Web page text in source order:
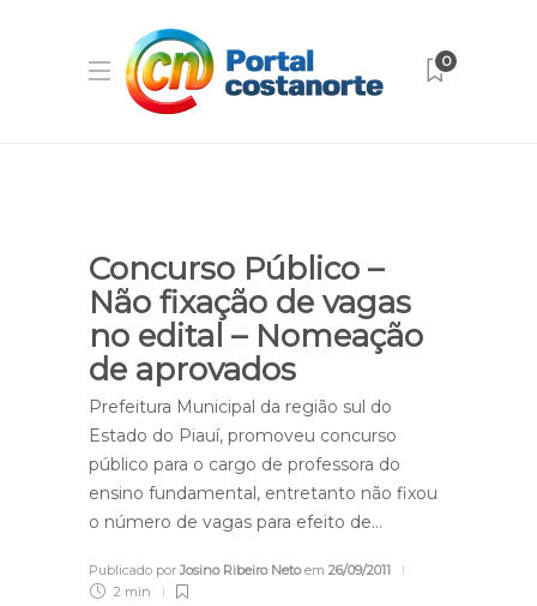
0
Concurso Público –
Não fixação de vagas
no edital – Nomeação
de aprovados
Prefeitura Municipal da região sul do
Estado do Piauí, promoveu concurso
público para o cargo de professora do
ensino fundamental, entretanto não fixou
o número de vagas para efeito de…
Publicado porJosino Ribeiro Netoem 26/09/2011
2 min